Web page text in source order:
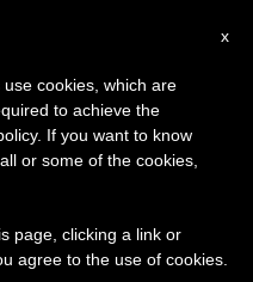
x
cookies, which are
to achieve the
If you want to know
or some of the cookies,
page, clicking a link or
agree to the use of cookies.